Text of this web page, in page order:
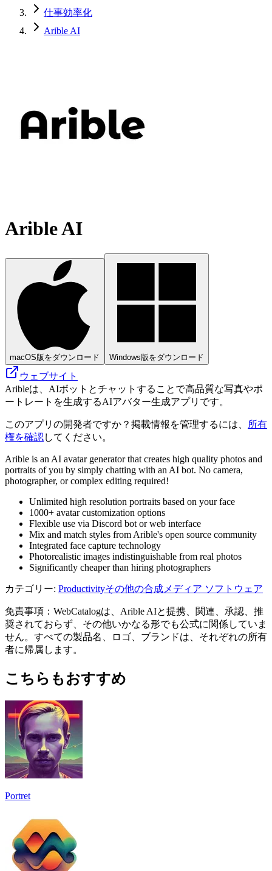
仕事効率化
Arible AI
Arible AI
macOS版をダウンロード Windows版をダウンロード
ウェブサイト
Aribleは、AIボットとチャットすることで高品質な写真やポ
ートレートを生成するAIアバター生成アプリです。
このアプリの開発者ですか？掲載情報を管理するには、
所有
権を確認してください。
Arible is an AI avatar generator that creates high quality photos and
portraits of you by simply chatting with an AI bot. No camera,
photographer, or complex editing required!
Unlimited high resolution portraits based on your face
1000+ avatar customization options
Flexible use via Discord bot or web interface
Mix and match styles from Arible's open source community
Integrated face capture technology
Photorealistic images indistinguishable from real photos
Significantly cheaper than hiring photographers
カテゴリー: Productivityその他の合成メディア ソフトウェア
免責事項：WebCatalogは、Arible AIと提携、関連、承認、推
奨されておらず、その他いかなる形でも公式に関係していま
せん。すべての製品名、ロゴ、ブランドは、それぞれの所有
者に帰属します。
こちらもおすすめ
Portret